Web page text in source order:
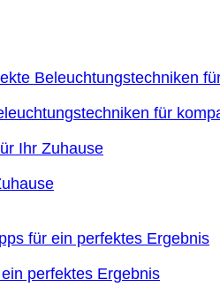
für
perfektes Ergebnis